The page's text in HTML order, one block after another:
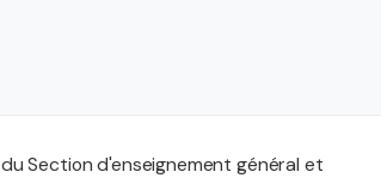
Section d'enseignement général et